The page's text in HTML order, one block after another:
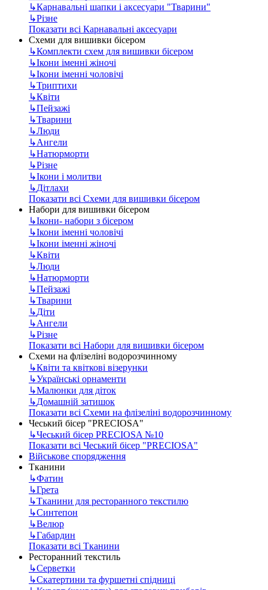
↳Карнавальні шапки і аксесуари "Тварини"
↳Різне
Показати всі Карнавальні аксесуари
Схеми для вишивки бісером
↳Комплекти схем для вишивки бісером
↳Ікони іменні жіночі
↳Ікони іменні чоловічі
↳Триптихи
↳Квіти
↳Пейзажі
↳Тварини
↳Люди
↳Ангели
↳Натюрморти
↳Різне
↳Ікони і молитви
↳Дітлахи
Показати всі Схеми для вишивки бісером
Набори для вишивки бісером
↳Ікони- набори з бісером
↳Ікони іменні чоловічі
↳Ікони іменні жіночі
↳Квіти
↳Люди
↳Натюрморти
↳Пейзажі
↳Тварини
↳Діти
↳Ангели
↳Різне
Показати всі Набори для вишивки бісером
Схеми на флізеліні водорозчинному
↳Квіти та квіткові візерунки
↳Українські орнаменти
↳Малюнки для діток
↳Домашній затишок
Показати всі Схеми на флізеліні водорозчинному
Чеський бісер "PRECIOSA"
↳Чеський бісер PRECIOSA №10
Показати всі Чеський бісер "PRECIOSA"
Військове спорядження
Тканини
↳Фатин
↳Грета
↳Тканини для ресторанного текстилю
↳Синтепон
↳Велюр
↳Габардин
Показати всі Тканини
Ресторанний текстиль
↳Серветки
↳Скатертини та фуршетні спідниці